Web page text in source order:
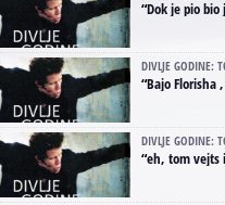
“Dok je pio bio
DIVLJE GODINE:
“Bajo Florisha , ja bi to
DIVLJE GODINE:
“eh, tom vejts i mark i